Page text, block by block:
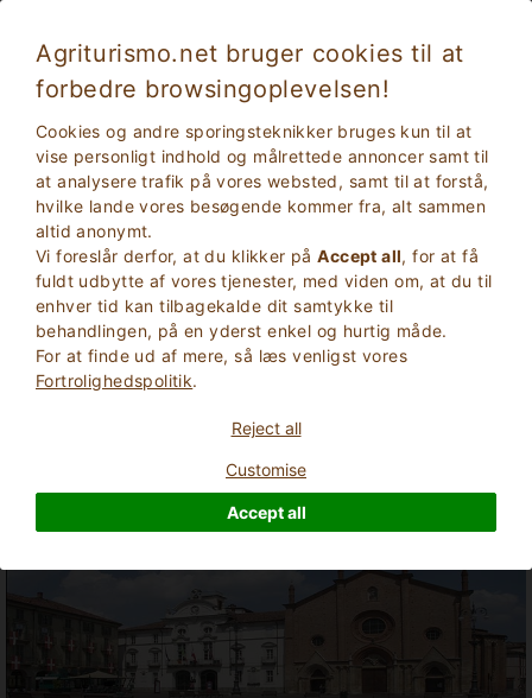
Agriturismo.net bruger cookies til at
forbedre browsingoplevelsen!
Cookies og andre sporingsteknikker bruges kun til at
vise personligt indhold og målrettede annoncer samt til
at analysere trafik på vores websted, samt til at forstå,
hvilke lande vores besøgende kommer fra, alt sammen
altid anonymt.
Vi foreslår derfor, at du klikker påAccept all, for at få
fuldt udbytte af vores tjenester, med viden om, at du til
enhver tid kan tilbagekalde dit samtykke til
behandlingen, på en yderst enkel og hurtig måde.
For at finde ud af mere, så læs venligst vores
Fortrolighedspolitik.
Reject all
Customise
Accept all
2Voksne
0Børn SØG
Asti
Ferieudlejning i Asti, Piemonte